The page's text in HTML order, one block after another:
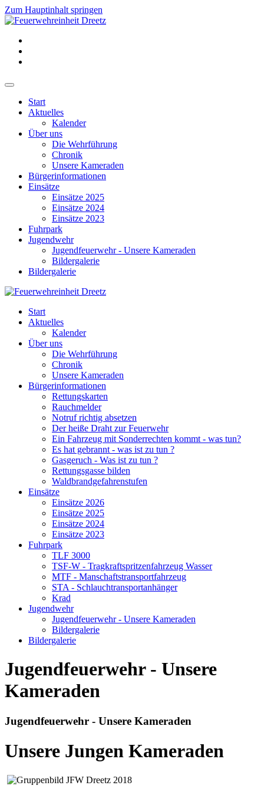
Zum Hauptinhalt springen
Start
Aktuelles
Kalender
Über uns
Die Wehrführung
Chronik
Unsere Kameraden
Bürgerinformationen
Einsätze
Einsätze 2025
Einsätze 2024
Einsätze 2023
Fuhrpark
Jugendwehr
Jugendfeuerwehr - Unsere Kameraden
Bildergalerie
Bildergalerie
Start
Aktuelles
Kalender
Über uns
Die Wehrführung
Chronik
Unsere Kameraden
Bürgerinformationen
Rettungskarten
Rauchmelder
Notruf richtig absetzen
Der heiße Draht zur Feuerwehr
Ein Fahrzeug mit Sonderrechten kommt - was tun?
Es hat gebrannt - was ist zu tun ?
Gasgeruch - Was ist zu tun ?
Rettungsgasse bilden
Waldbrandgefahrenstufen
Einsätze
Einsätze 2026
Einsätze 2025
Einsätze 2024
Einsätze 2023
Fuhrpark
TLF 3000
TSF-W - Tragkraftspritzenfahrzeug Wasser
MTF - Manschaftstransportfahrzeug
STA - Schlauchtransportanhänger
Krad
Jugendwehr
Jugendfeuerwehr - Unsere Kameraden
Bildergalerie
Bildergalerie
Jugendfeuerwehr - Unsere
Kameraden
Jugendfeuerwehr - Unsere Kameraden
Unsere Jungen Kameraden